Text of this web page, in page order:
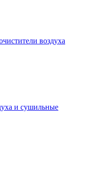
воздуха
и сушильные